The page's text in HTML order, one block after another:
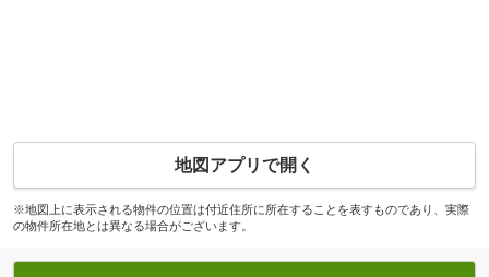
地図アプリで開く
※地図上に表示される物件の位置は付近住所に所在することを表すものであり、実際
の物件所在地とは異なる場合がございます。